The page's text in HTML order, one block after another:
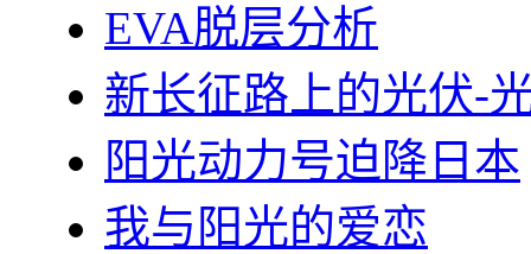
EVA脱层分析
新长征路上的光伏-
阳光动力号迫降日本
我与阳光的爱恋